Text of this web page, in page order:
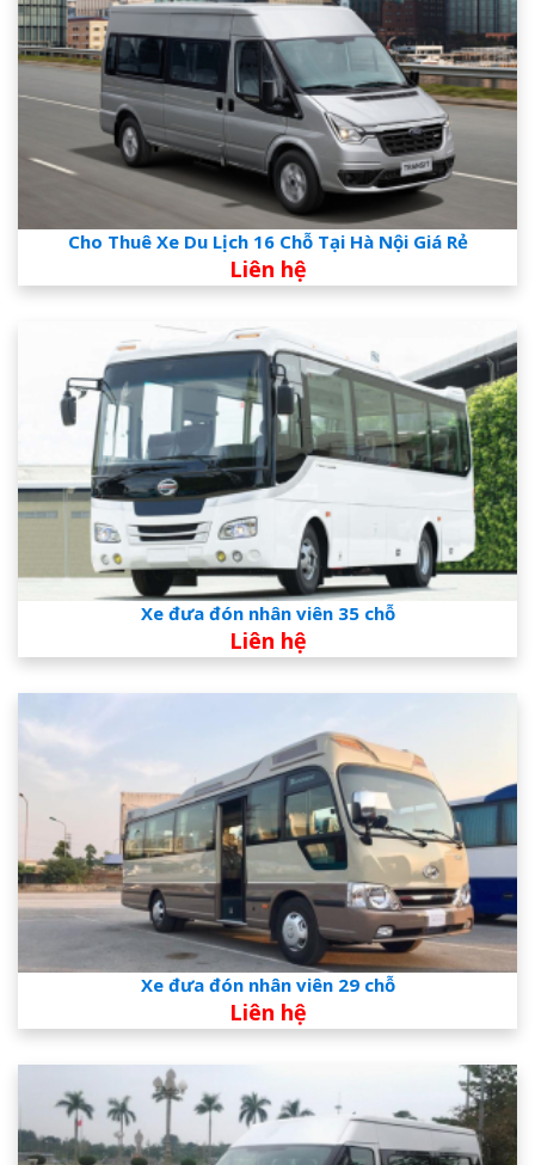
Cho Thuê Xe Du Lịch 16 Chỗ Tại Hà Nội Giá Rẻ
Liên hệ
Xe đưa đón nhân viên 35 chỗ
Liên hệ
Xe đưa đón nhân viên 29 chỗ
Liên hệ